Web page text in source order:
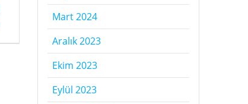
Mart 2024
Aralık 2023
Ekim 2023
Eylül 2023